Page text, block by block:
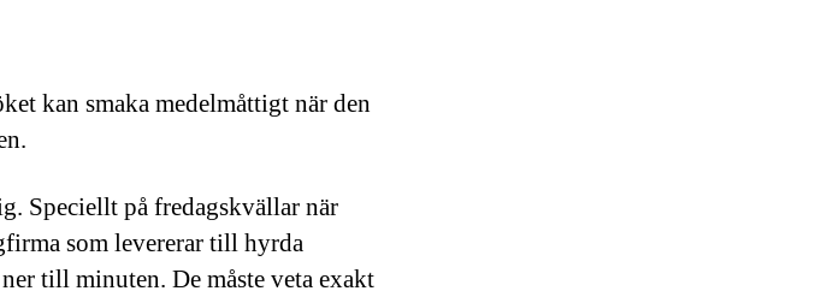
kan smaka medelmåttigt när den
Speciellt på fredagskvällar när
som levererar till hyrda
till minuten. De måste veta exakt